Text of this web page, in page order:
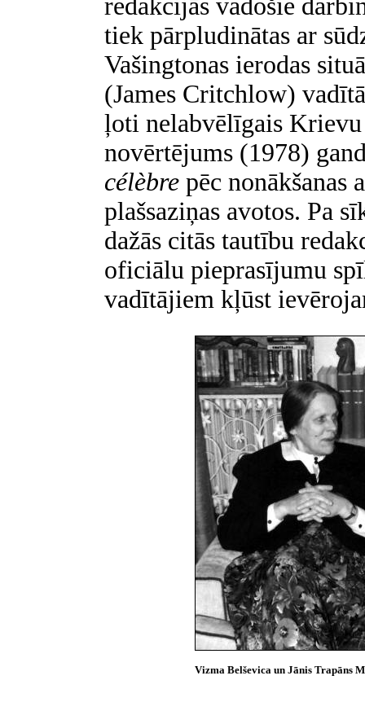
redakcijās vadošie
tiek pārpludinātas ar
Vašingtonas ierodas
(James Critchlow)
ļoti nelabvēlīgais Krievu
novērtējums (1978)
célèbre pēc nonākšanas
plašsaziņas avotos. Pa
dažās citās tautību
oficiālu pieprasījumu
vadītājiem kļūst
Vizma Belševica un Jānis Trapāns